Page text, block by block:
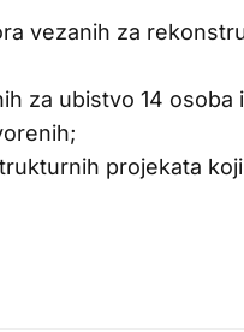
vezanih za
za ubistvo 14 osoba
projekata